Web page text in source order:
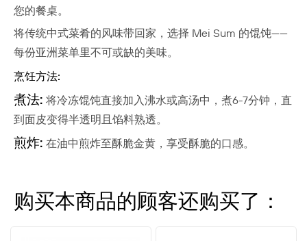
您的餐桌。
将传统中式菜肴的风味带回家，选择 Mei Sum 的馄饨——
每份亚洲菜单里不可或缺的美味。
烹饪方法:
煮法: 将冷冻馄饨直接加入沸水或高汤中，煮6-7分钟，直
到面皮变得半透明且馅料熟透。
煎炸: 在油中煎炸至酥脆金黄，享受酥脆的口感。
购买本商品的顾客还购买了：